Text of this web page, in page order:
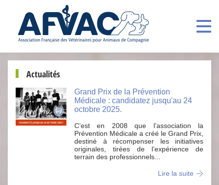
Actualités
Grand Prix de la Prévention
Médicale : candidatez jusqu'au 24
octobre 2025.
C’est en 2008 que l’association la
Prévention Médicale a créé le Grand Prix,
destiné à récompenser les initiatives
originales, tirées de l’expérience de
terrain des professionnels...
Lire la suite